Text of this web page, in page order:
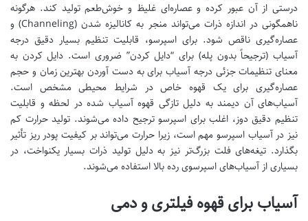
درستی از آن عبور کرده و عصاره‌ای غلیظ و خوش‌طعم تولید کند. هرگونه
ناهمگونی در اندازه ذرات می‌تواند منجر به کانالیزه شدن (Channeling) و
عصاره‌گیری ناقص شود. برای اسپرسو، قابلیت تنظیم بسیار دقیق درجه
آسیاب (ترجیحاً بدون پله) برای “دایل کردن” ضروری است. دایل کردن به
معنای تنظیمات جزئی درجه آسیاب برای به دست آوردن بهترین زمان و حجم
عصاره‌گیری برای یک قهوه خاص در شرایط محیطی مشخص است.
آسیاب‌های آن دیمند به دلیل تازگی قهوه آسیاب شده در لحظه و قابلیت
تنظیم دقیق دوز، اغلب برای اسپرسو ترجیح داده می‌شوند. تولید حرارت کم
نیز در آسیاب اسپرسو مهم است، زیرا حرارت می‌تواند بر کیفیت پودر ریز تأثیر
بگذارد. تیغه‌های فلت بزرگ‌تر نیز به دلیل تولید ذرات بسیار یکنواخت، در
بسیاری از آسیاب‌های اسپرسوی رده بالا استفاده می‌شوند.
آسیاب برای قهوه فیلتری و دمی